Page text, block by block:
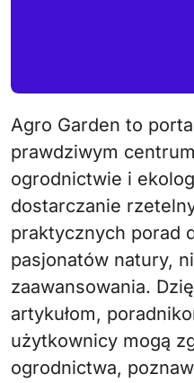
Agro Garden to portal, który stał się
prawdziwym
ogrodnictwie i
dostarczanie
praktycznych porad
pasjonatów natury,
zaawansowania.
artykułom,
użytkownicy mogą
ogrodnictwa,